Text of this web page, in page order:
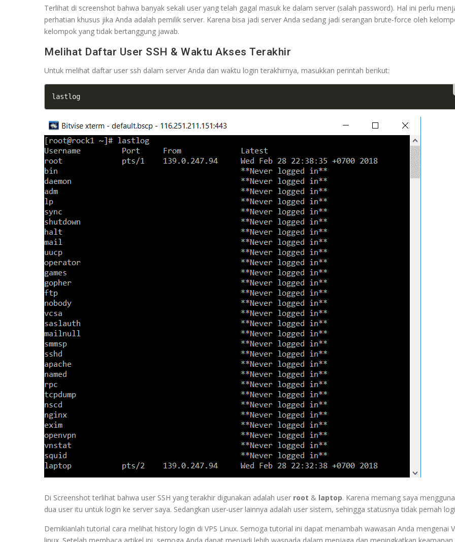
Terlihat di screenshot bahwa banyak sekali user yang telah gagal masuk ke dalam server (salah password). Hal ini perlu
perhatian khusus jika Anda adalah pemilik server. Karena bisa jadi server Anda sedang jadi serangan brute-force oleh
kelompok yang tidak bertanggung jawab.
Melihat Daftar User SSH & Waktu Akses Terakhir
Untuk melihat daftar user ssh dalam server Anda dan waktu login terakhirnya, masukkan perintah berikut:
lastlog
Di Screenshot terlihat bahwa user SSH yang terakhir digunakan adalah user root & laptop. Karena memang saya
dua user itu untuk login ke server saya. Sedangkan user-user lainnya adalah user sistem, sehingga statusnya tidak pernah
Demikianlah tutorial cara melihat history login di VPS Linux. Semoga tutorial ini dapat menambah wawasan Anda mengenai
linux. Setelah membaca artikel ini, semoga Anda dapat menjadi lebih waspada dalam menjaga dan meningkatkan keamanan